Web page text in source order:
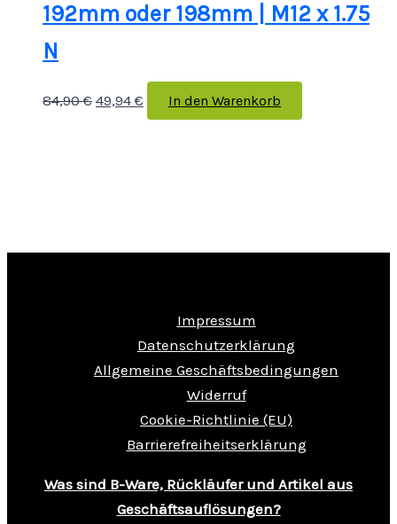
192mm oder 198mm | M12 x 1.75
N
84,90€ 49,94 € In den Warenkorb
Impressum
Datenschutzerklärung
Allgemeine Geschäftsbedingungen
Widerruf
Cookie-Richtlinie (EU)
Barrierefreiheitserklärung
Was sind B-Ware, Rückläufer und Artikel aus
Geschäftsauflösungen?